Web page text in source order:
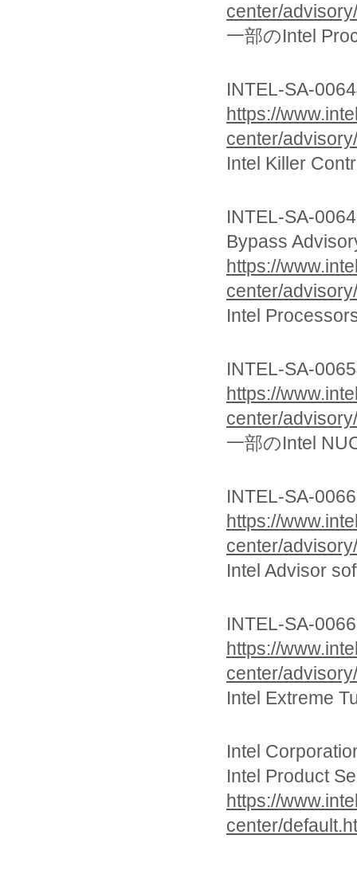
center/
一部のIntel
INTEL-SA-
https://
center/
Intel Killer
INTEL-SA-
Bypass
https://
center/
Intel
INTEL-SA-
https://
center/
一部のIntel
INTEL-SA-
https://
center/
Intel Advisor
INTEL-SA-
https://
center/
Intel Extreme
Intel
Intel Product
https://
center/